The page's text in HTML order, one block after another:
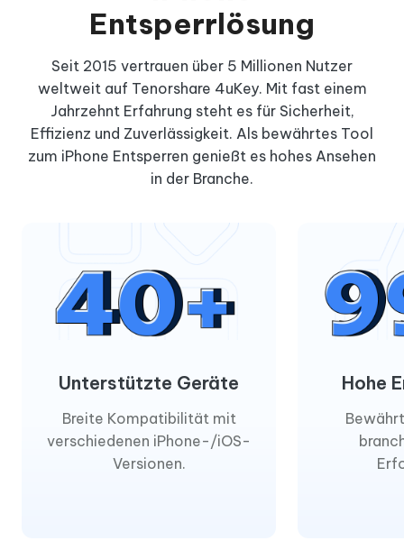
Entsperrlösung
Seit 2015 vertrauen über 5 Millionen Nutzer
weltweit auf Tenorshare 4uKey. Mit fast einem
Jahrzehnt Erfahrung steht es für Sicherheit,
Effizienz und Zuverlässigkeit. Als bewährtes Tool
zum iPhone Entsperren genießt es hohes Ansehen
in der Branche.
Unterstützte Geräte
Breite Kompatibilität mit
verschiedenen iPhone-/iOS-
Versionen.
Hohe